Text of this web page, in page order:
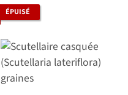
ÉPUISÉ